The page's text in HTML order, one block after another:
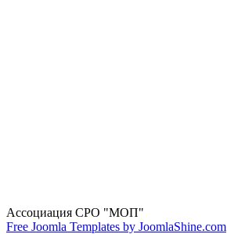
Ассоциация СРО "МОП"
Free Joomla Templates by JoomlaShine.com